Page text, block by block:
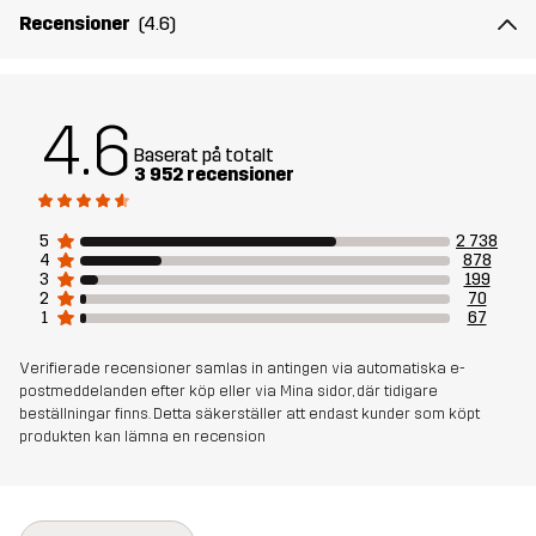
Recensioner (4.6)
4.6 Baserat på totalt
3 952 recensioner
5
2 738
4
878
3
199
2
70
1
67
Verifierade recensioner samlas in antingen via automatiska e-
postmeddelanden efter köp eller via Mina sidor, där tidigare
beställningar finns. Detta säkerställer att endast kunder som köpt
produkten kan lämna en recension